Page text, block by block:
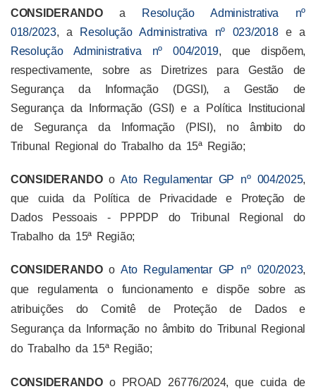
CONSIDERANDOa Resolução Administrativa nº
018/2023, a Resolução Administrativa nº 023/2018e a
Resolução Administrativa nº 004/2019, que dispõem,
respectivamente, sobre as Diretrizes para Gestão de
Segurança da Informação (DGSI), a Gestão de
Segurança da Informação (GSI) e a Política Institucional
de Segurança da Informação (PISI), no âmbito do
Tribunal Regional do Trabalho da 15ª Região;
CONSIDERANDOo Ato Regulamentar GP nº 004/2025,
que cuida da Política de Privacidade e Proteção de
Dados Pessoais - PPPDP do Tribunal Regional do
Trabalho da 15ª Região;
CONSIDERANDOoAto Regulamentar GP nº 020/2023,
que regulamenta o funcionamento e dispõe sobre as
atribuições do Comitê de Proteção de Dados e
Segurança da Informação no âmbito do Tribunal Regional
do Trabalho da 15ª Região;
CONSIDERANDOo PROAD 26776/2024, que cuida de